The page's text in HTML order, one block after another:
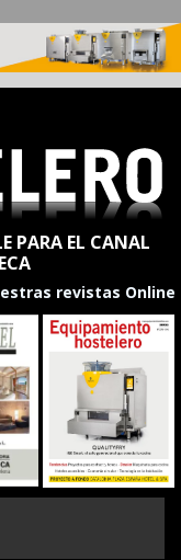
PARA EL CANAL
revistas Online